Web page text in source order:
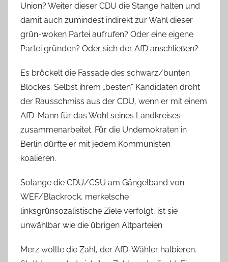
Union? Weiter dieser CDU die Stange halten und
damit auch zumindest indirekt zur Wahl dieser
grün-woken Partei aufrufen? Oder eine eigene
Partei gründen? Oder sich der AfD anschließen?
Es bröckelt die Fassade des schwarz/bunten
Blockes. Selbst ihrem „besten“ Kandidaten droht
der Rausschmiss aus der CDU, wenn er mit einem
AfD-Mann für das Wohl seines Landkreises
zusammenarbeitet. Für die Undemokraten in
Berlin dürfte er mit jedem Kommunisten
koalieren.
Solange die CDU/CSU am Gängelband von
WEF/Blackrock, merkelsche
linksgrünsozalistische Ziele verfolgt, ist sie
unwählbar wie die übrigen Altparteien
Merz wollte die Zahl, der AfD-Wähler halbieren.